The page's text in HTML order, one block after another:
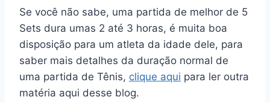
Se você não sabe, uma partida de melhor de 5
Sets dura umas 2 até 3 horas, é muita boa
disposição para um atleta da idade dele, para
saber mais detalhes da duração normal de
uma partida de Tênis, clique aqui para ler outra
matéria aqui desse blog.